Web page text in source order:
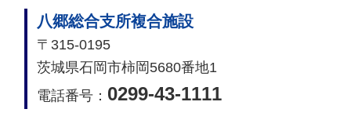
八郷総合支所複合施設
〒315-0195
茨城県石岡市柿岡5680番地1
電話番号： 0299-43-1111